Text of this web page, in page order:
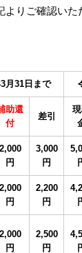
よりご確認いた
月31日まで
助還
付
差引
2,000
円
3,000
円
2,000
円
2,200
円
2,000
円
2,500
円